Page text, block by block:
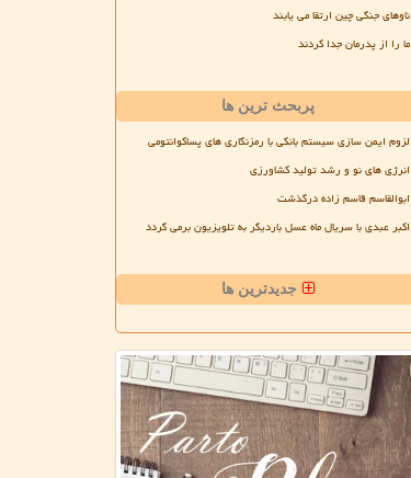
ناوهای جنگی چین ارتقا می یابند
ما را از پدرمان جدا کردند
پربحث ترین ها
لزوم ایمن سازی سیستم بانکی با رمزنگاری های پساکوانتومی
انرژی های نو و رشد تولید کشاورزی
ابوالقاسم قاسم زاده درگذشت
اکبر عبدی با سریال ماه عسل باردیگر به تلویزیون برمی گردد
جدیدترین ها